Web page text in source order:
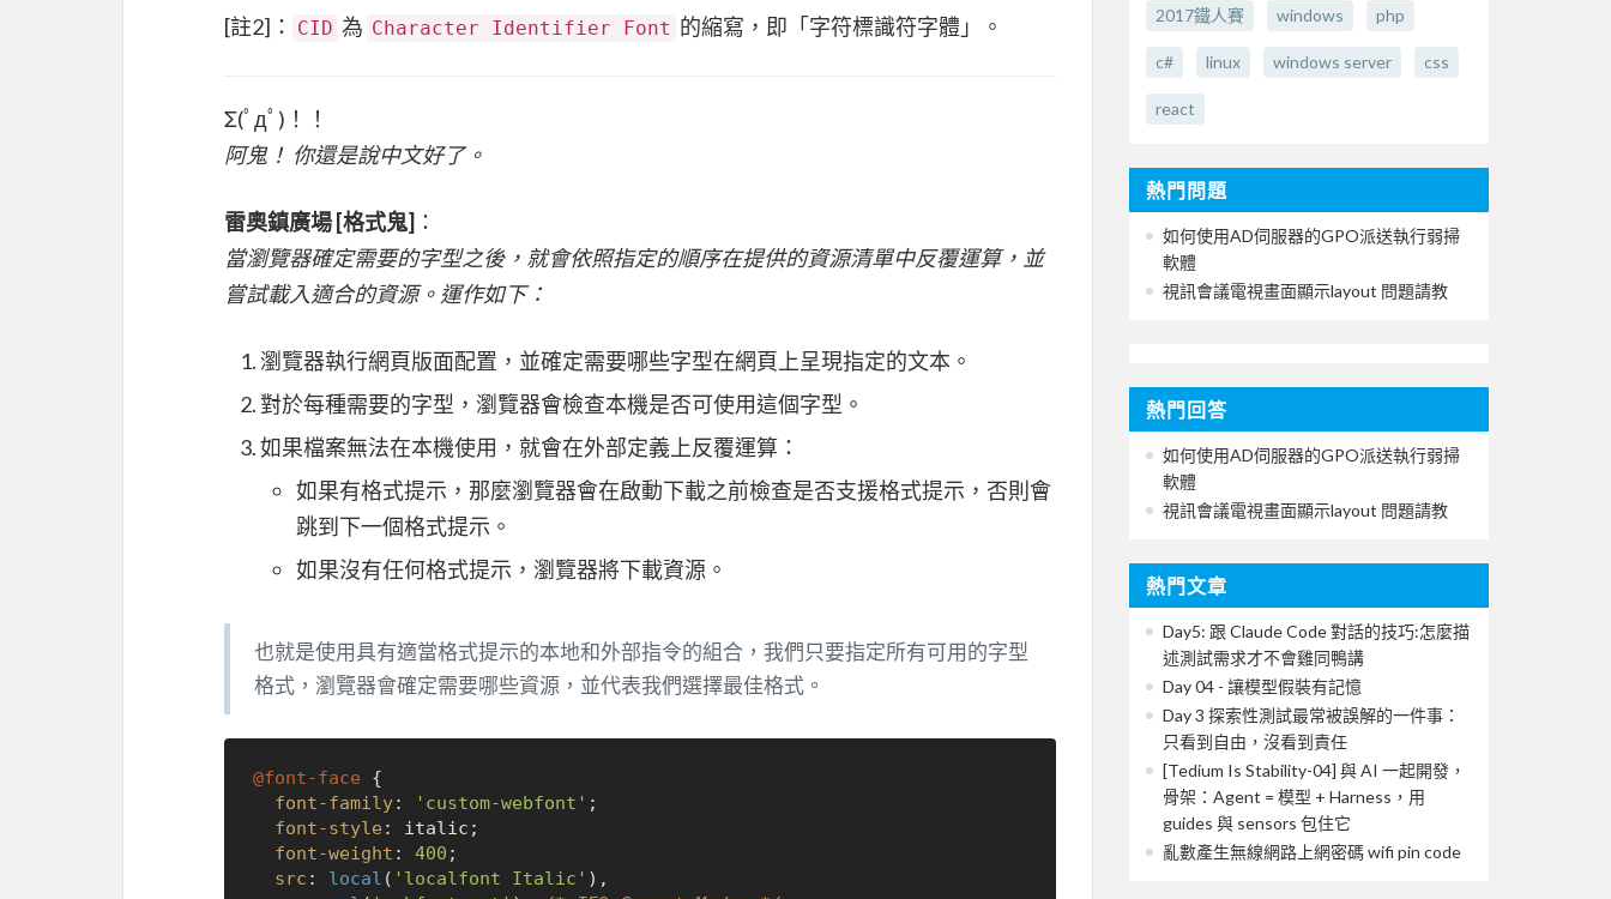
[註2]： CID 為 Character Identifier Font 的縮寫，即「字符標識符字體」。
Σ(ﾟдﾟ)！！
阿鬼！ 你還是說中文好了。
雷奧鎮廣場 [格式鬼] ：
當瀏覽器確定需要的字型之後，就會依照指定的順序在提供的資源清單中反覆運算，並
嘗試載入適合的資源。運作如下：
瀏覽器執行網頁版面配置，並確定需要哪些字型在網頁上呈現指定的文本。
對於每種需要的字型，瀏覽器會檢查本機是否可使用這個字型。
如果檔案無法在本機使用，就會在外部定義上反覆運算：
如果有格式提示，那麼瀏覽器會在啟動下載之前檢查是否支援格式提示，否則會
跳到下一個格式提示。
如果沒有任何格式提示，瀏覽器將下載資源。
也就是使用具有適當格式提示的本地和外部指令的組合，我們只要指定所有可用的字型
格式，瀏覽器會確定需要哪些資源，並代表我們選擇最佳格式。
@font-face {
font-family: 'custom-webfont' ;
font-style : italic;
font-weight : 400 ;
src : local ( 'localfont Italic' ),
2017鐵人賽 windows php
c# linux windows server css
react
熱門問題
如何使用AD伺服器的GPO派送執行弱掃
軟體
視訊會議電視畫面顯示layout 問題請教
熱門回答
如何使用AD伺服器的GPO派送執行弱掃
軟體
視訊會議電視畫面顯示layout 問題請教
熱門文章
Day5: 跟 Claude Code 對話的技巧:怎麼描
述測試需求才不會雞同鴨講
Day 04 - 讓模型假裝有記憶
Day 3 探索性測試最常被誤解的一件事：
只看到自由，沒看到責任
[Tedium Is Stability-04] 與 AI 一起開發，
骨架：Agent = 模型 + Harness，用
guides 與 sensors 包住它
亂數產生無線網路上網密碼 wifi pin code